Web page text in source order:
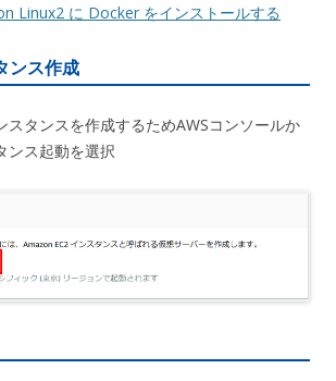
Linux2 に Docker をインストールする
ンス作成
スタンスを作成するためAWSコンソールか
ンス起動を選択